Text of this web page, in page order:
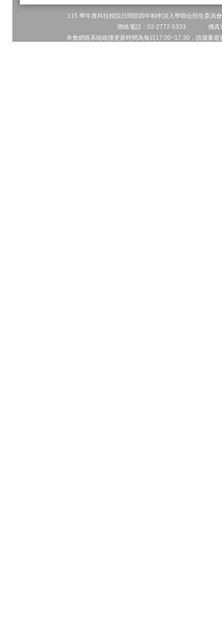
115 學年度科技校院日間部四年制申請入學聯合招生委
聯絡電話：02-2772-5333 傳
本會網路系統維護更新時間為每日17:00~17:30，請儘量